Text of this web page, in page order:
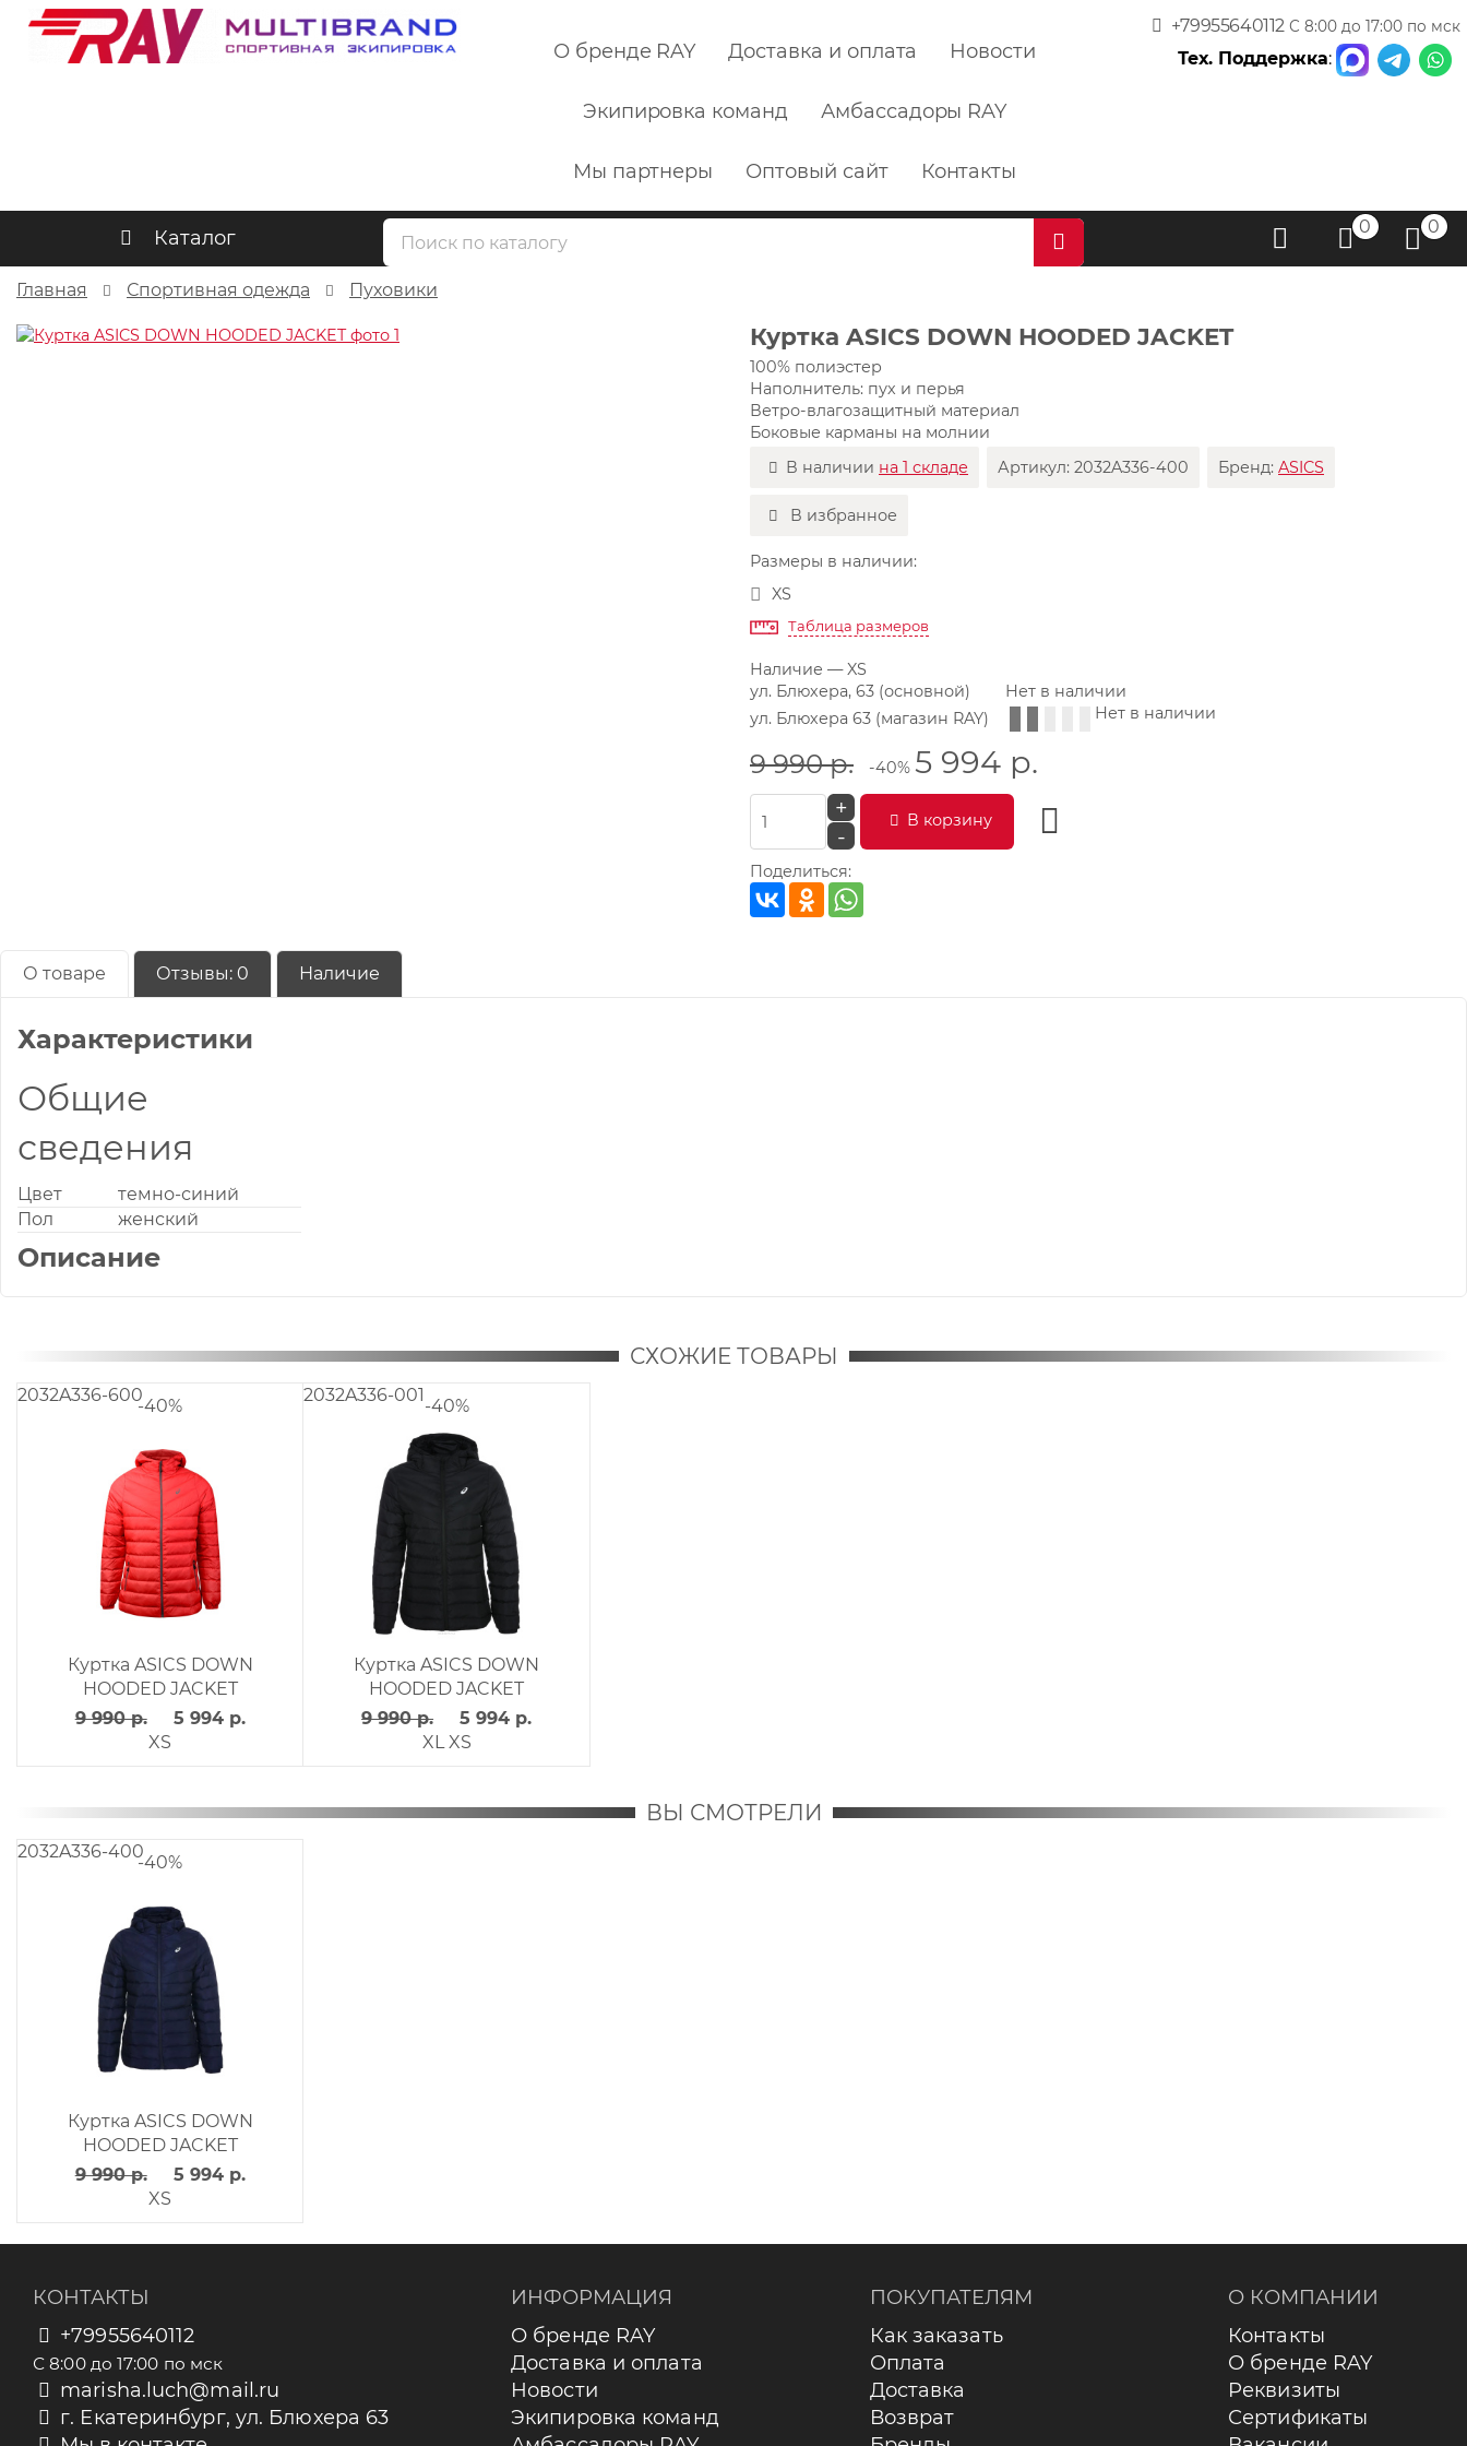
О бренде RAY Доставка и оплата Новости
Экипировка команд Амбассадоры RAY
Мы партнеры Оптовый сайт Контакты
+79955640112 С 8:00 до 17:00 по мск
Тех. Поддержка:
Каталог 0 0
Главная Спортивная одежда Пуховики
Куртка ASICS DOWN HOODED JACKET
100% полиэстер
Наполнитель: пух и перья
Ветро-влагозащитный материал
Боковые карманы на молнии
В наличии на 1 складе Артикул:2032A336-400 Бренд:ASICS
В избранное
Размеры в наличии:
XS
Таблица размеров
Наличие — XS
ул. Блюхера, 63 (основной)
Нет в наличии
ул. Блюхера 63 (магазин RAY)
Нет в наличии
9 990 р. -40% 5 994 р.
+
-
В корзину
Поделиться:
О товаре Отзывы: 0 Наличие
Характеристики
Общие
сведения
Цвет
темно-синий
Пол
женский
Описание
СХОЖИЕ ТОВАРЫ
2032A336-600
-40%
Куртка ASICS DOWN
HOODED JACKET
9 990 р.
5 994 р.
XS
2032A336-001
-40%
Куртка ASICS DOWN
HOODED JACKET
9 990 р.
5 994 р.
XL XS
ВЫ СМОТРЕЛИ
2032A336-400
-40%
Куртка ASICS DOWN
HOODED JACKET
9 990 р.
5 994 р.
XS
КОНТАКТЫ
+79955640112
С 8:00 до 17:00 по мск
marisha.luch@mail.ru
г. Екатеринбург, ул. Блюхера 63
ИНФОРМАЦИЯ
О бренде RAY
Доставка и оплата
Новости
Экипировка команд
ПОКУПАТЕЛЯМ
Как заказать
Оплата
Доставка
Возврат
О КОМПАНИИ
Контакты
О бренде RAY
Реквизиты
Сертификаты